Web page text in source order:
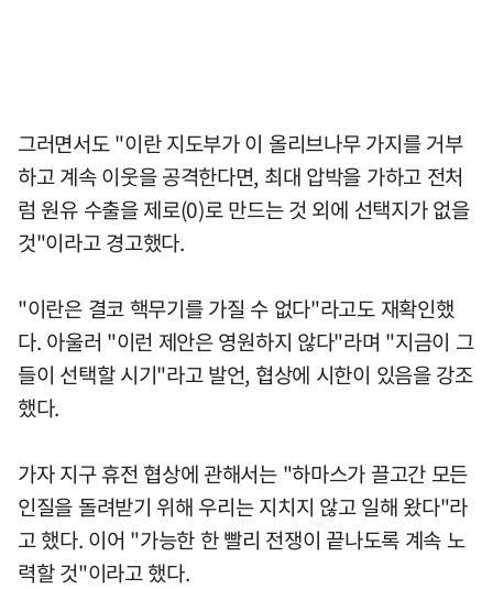
그러면서도 "이란 지도부가 이 올리브나무 가지를 거부
하고 계속 이웃을 공격한다면, 최대 압박을 가하고 전처
럼 원유 수출을 제로(0)로 만드는 것 외에 선택지가 없을
것"이라고 경고했다.
"이란은 결코 핵무기를 가질 수 없다"라고도 재확인했
다. 아울러 "이런 제안은 영원하지 않다"라며 "지금이 그
들이 선택할 시기"라고 발언, 협상에 시한이 있음을 강조
했다.
가자 지구 휴전 협상에 관해서는 "하마스가 끌고간 모든
인질을 돌려받기 위해 우리는 지치지 않고 일해 왔다"라
고 했다. 이어 "가능한 한 빨리 전쟁이 끝나도록 계속 노
력할 것"이라고 했다.